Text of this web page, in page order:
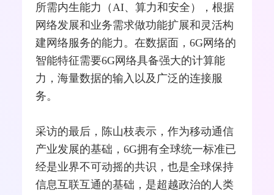
所需内生能力（AI、算力和安全），根据
网络发展和业务需求做功能扩展和灵活构
建网络服务的能力。在数据面，6G网络的
智能特征需要6G网络具备强大的计算能
力，海量数据的输入以及广泛的连接服
务。
采访的最后，陈山枝表示，作为移动通信
产业发展的基础，6G拥有全球统一标准已
经是业界不可动摇的共识，也是全球保持
信息互联互通的基础，是超越政治的人类